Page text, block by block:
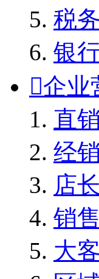
税务
银
企业
直销
经
店
销
大